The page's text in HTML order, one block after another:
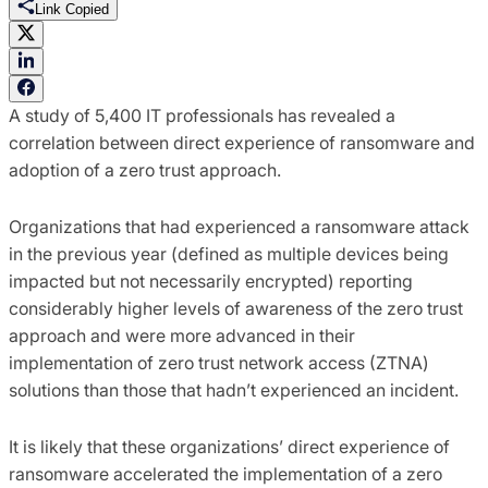
Link Copied
A study of 5,400 IT professionals has revealed a
correlation between direct experience of ransomware and
adoption of a zero trust approach.
Organizations that had experienced a ransomware attack
in the previous year (defined as multiple devices being
impacted but not necessarily encrypted) reporting
considerably higher levels of awareness of the zero trust
approach and were more advanced in their
implementation of zero trust network access (ZTNA)
solutions than those that hadn’t experienced an incident.
It is likely that these organizations’ direct experience of
ransomware accelerated the implementation of a zero